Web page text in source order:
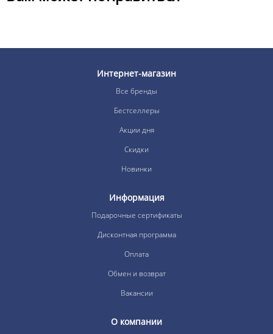
Интернет-магазин
Все бренды
Бестселлеры
Акции дня
Скидки
Новинки
Информация
Подарочные сертификаты
Дисконтная программа
Оплата
Обмен и возврат
Вакансии
О компании